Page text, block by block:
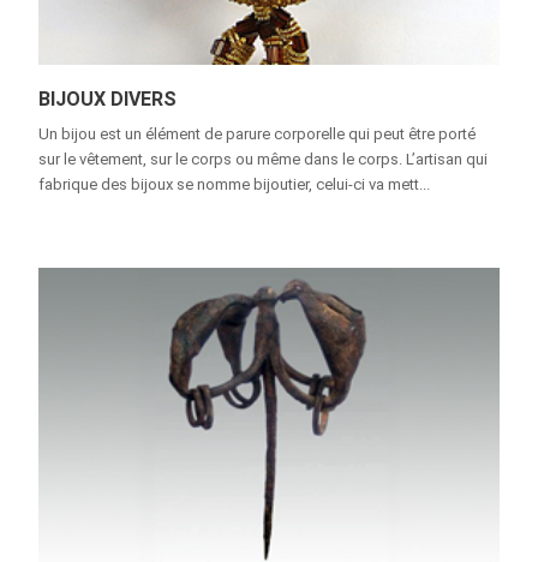
BIJOUX DIVERS
Un bijou est un élément de parure corporelle qui peut être porté
sur le vêtement, sur le corps ou même dans le corps. L’artisan qui
fabrique des bijoux se nomme bijoutier, celui-ci va mett...